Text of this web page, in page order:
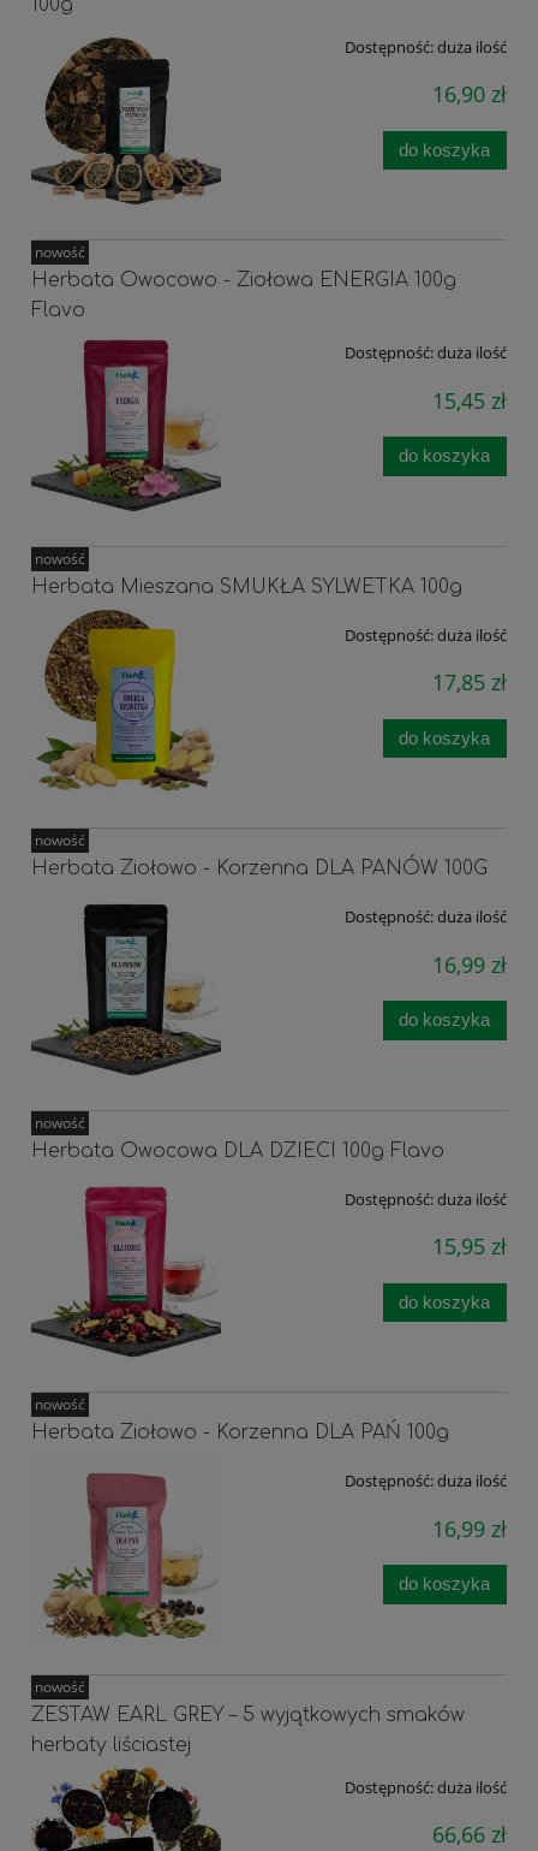
100g
Dostępność:duża ilość
16,90 zł
do koszyka
Herbata Owocowo - Ziołowa ENERGIA 100g
Flavo
Dostępność:duża ilość
15,45 zł
do koszyka
nowość
Herbata Mieszana SMUKŁA SYLWETKA 100g
Dostępność:duża ilość
17,85 zł
do koszyka
nowość
Herbata Ziołowo - Korzenna DLA PANÓW 100G
Dostępność:duża ilość
16,99 zł
do koszyka
nowość
Herbata Owocowa DLA DZIECI 100g Flavo
Dostępność:duża ilość
15,95 zł
do koszyka
nowość
Herbata Ziołowo - Korzenna DLA PAŃ 100g
Dostępność:duża ilość
16,99 zł
do koszyka
nowość
ZESTAW EARL GREY – 5 wyjątkowych smaków
herbaty liściastej
Dostępność:duża ilość
66,66 zł
nowość